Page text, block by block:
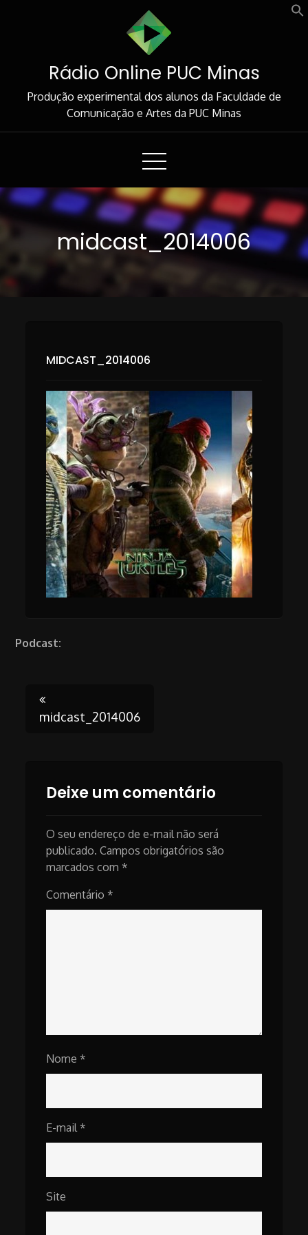
Rádio Online PUC Minas
Produção experimental dos alunos da Faculdade de
Comunicação e Artes da PUC Minas
midcast_2014006
MIDCAST_2014006
Podcast:
Post
midcast_2014006
Deixe um comentário
O seu endereço de e-mail não será
publicado. Campos obrigatórios são
marcados com *
Comentário *
Nome *
E-mail *
Site